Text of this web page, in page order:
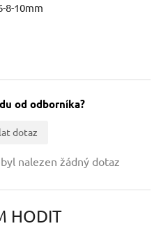
8-10mm
od odborníka?
dotaz
nalezen žádný dotaz
HODIT